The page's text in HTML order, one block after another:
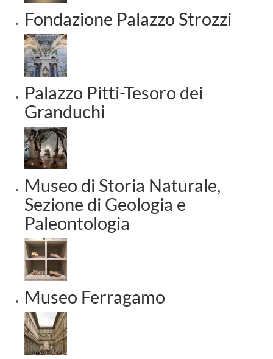
Fondazione Palazzo Strozzi
Palazzo Pitti-Tesoro dei
Granduchi
Museo di Storia Naturale,
Sezione di Geologia e
Paleontologia
Museo Ferragamo